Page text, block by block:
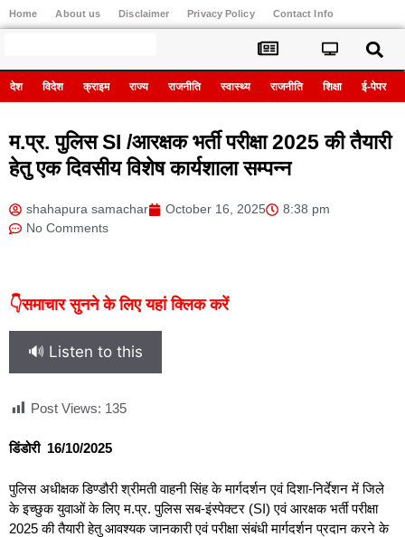
Home About us Disclaimer Privacy Policy Contact Info
देश विदेश क्राइम राज्य राजनीति स्वास्थ्य राजनीति शिक्षा ई-पेपर
म.प्र. पुलिस SI /आरक्षक भर्ती परीक्षा 2025 की तैयारी
हेतु एक दिवसीय विशेष कार्यशाला सम्पन्न
shahapura samachar October 16, 2025
8:38 pm
No Comments
👇समाचार सुनने के लिए यहां क्लिक करें
🔊 Listen to this
Post Views: 135
डिंडोरी 16/10/2025
पुलिस अधीक्षक डिण्डौरी श्रीमती वाहनी सिंह के मार्गदर्शन एवं दिशा-निर्देशन में जिले
के इच्छुक युवाओं के लिए म.प्र. पुलिस सब-इंस्पेक्टर (SI) एवं आरक्षक भर्ती परीक्षा
2025 की तैयारी हेतु आवश्यक जानकारी एवं परीक्षा संबंधी मार्गदर्शन प्रदान करने के